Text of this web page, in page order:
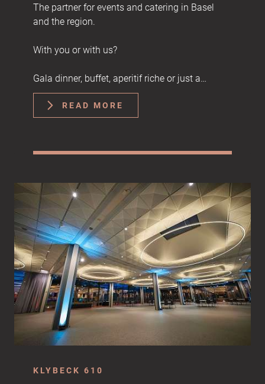
The partner for events and catering in Basel
and the region.
With you or with us?
Gala dinner, buffet, aperitif riche or just a
delivery?
We are the…
READ MORE
KLYBECK 610